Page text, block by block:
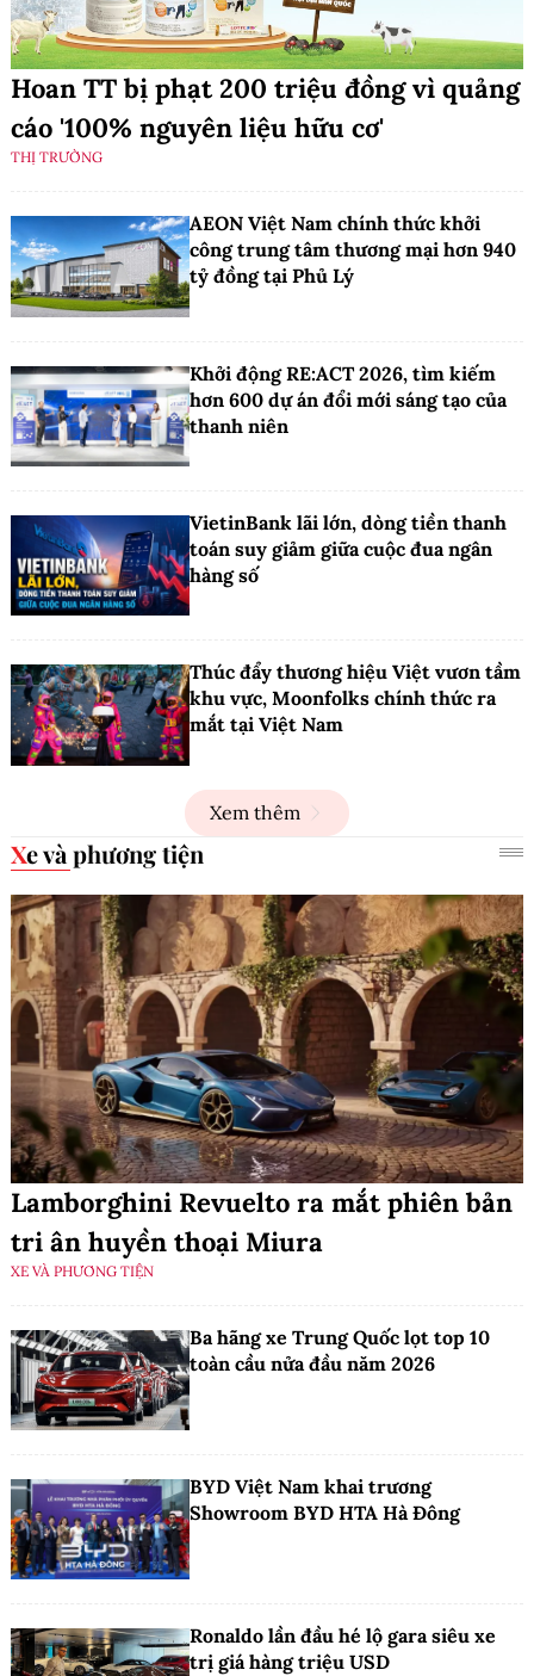
Hoan TT bị phạt 200 triệu đồng vì quảng
cáo '100% nguyên liệu hữu cơ'
THỊ TRƯỜNG
AEON Việt Nam chính thức khởi
công trung tâm thương mại hơn 940
tỷ đồng tại Phủ Lý
Khởi động RE:ACT 2026, tìm kiếm
hơn 600 dự án đổi mới sáng tạo của
thanh niên
VietinBank lãi lớn, dòng tiền thanh
toán suy giảm giữa cuộc đua ngân
hàng số
Thúc đẩy thương hiệu Việt vươn tầm
khu vực, Moonfolks chính thức ra
mắt tại Việt Nam
Xem thêm
Xe và phương tiện
Lamborghini Revuelto ra mắt phiên bản
tri ân huyền thoại Miura
XE VÀ PHƯƠNG TIỆN
Ba hãng xe Trung Quốc lọt top 10
toàn cầu nửa đầu năm 2026
BYD Việt Nam khai trương
Showroom BYD HTA Hà Đông
Ronaldo lần đầu hé lộ gara siêu xe
trị giá hàng triệu USD